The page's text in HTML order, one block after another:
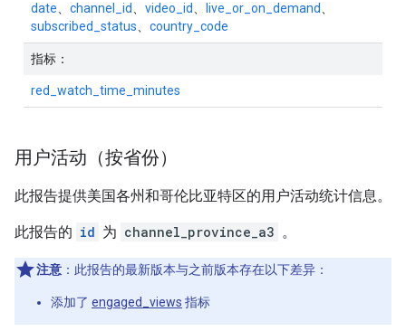
date channel_id video_id live_or_on_demand
subscribed_status
country_code
指标：
red_watch_time_minutes
用户活动（按省份）
此报告提供美国各州和哥伦比亚特区的用户活动统计信息。
此报告的 id 为 channel_province_a3 。
注意 ：此报告的最新版本与之前版本存在以下差异：
添加了 engaged_views 指标